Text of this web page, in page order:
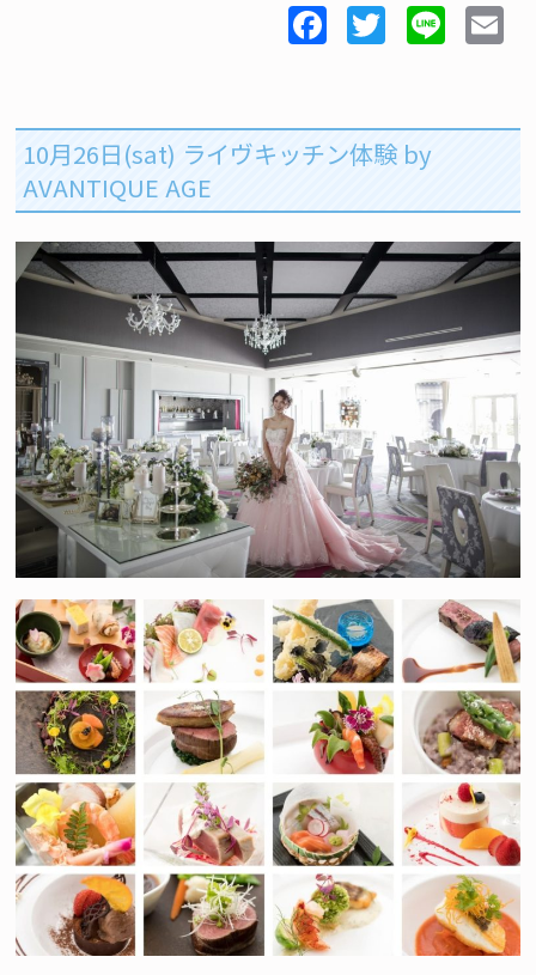
Facebook
Twitter
Line
10月26日(sat) ライヴキッチン体験 by
AVANTIQUE AGE